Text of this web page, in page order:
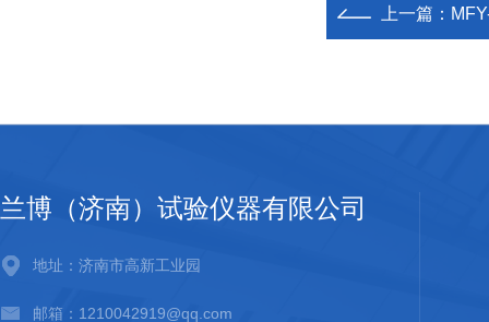
上一篇：
兰博（济南）试验仪器有限公司
地址：济南市高新工业园
邮箱：1210042919@qq.com